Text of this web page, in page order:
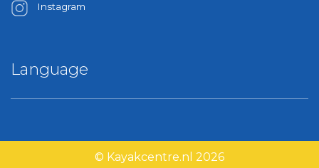
Instagram
Language
© Kayakcentre.nl 2026